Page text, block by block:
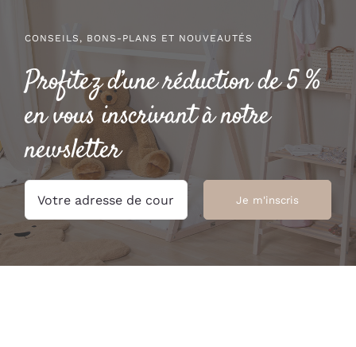
CONSEILS, BONS-PLANS ET NOUVEAUTÉS
Profitez d’une réduction de 5 %
en vous inscrivant à notre
newsletter